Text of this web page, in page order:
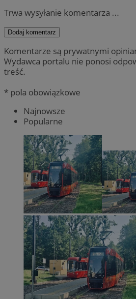
Trwa wysyłanie komentarza ...
Dodaj komentarz
Komentarze są prywatnymi
Wydawca portalu nie ponosi
treść.
* pola obowiązkowe
Najnowsze
Popularne